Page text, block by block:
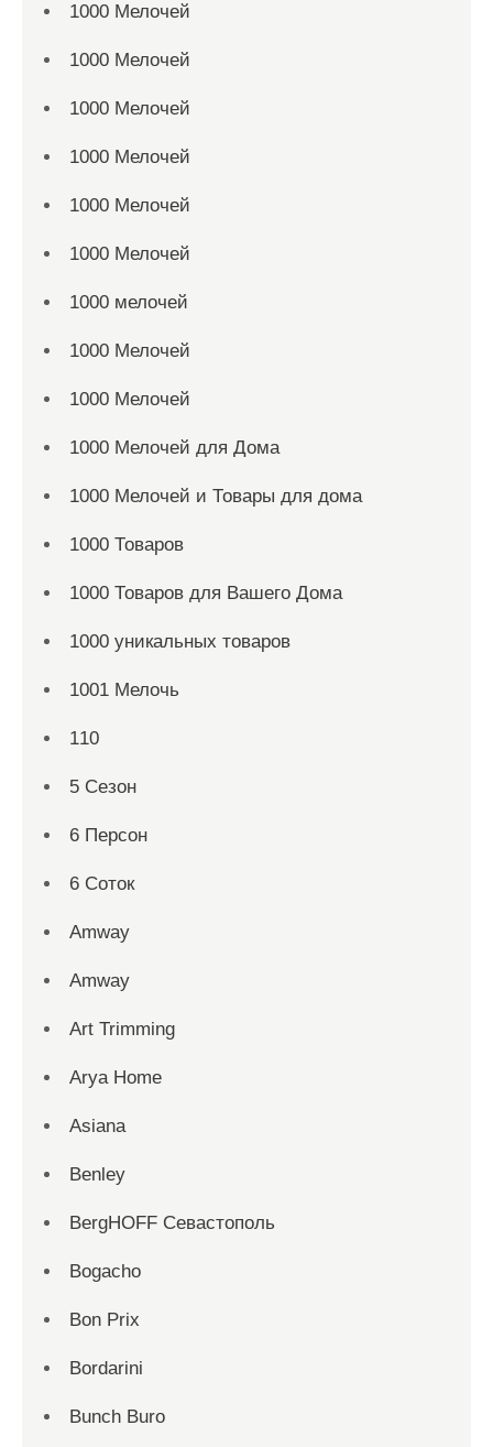
1000 Мелочей
1000 Мелочей
1000 Мелочей
1000 Мелочей
1000 Мелочей
1000 Мелочей
1000 мелочей
1000 Мелочей
1000 Мелочей
1000 Мелочей для Дома
1000 Мелочей и Товары для дома
1000 Товаров
1000 Товаров для Вашего Дома
1000 уникальных товаров
1001 Мелочь
110
5 Сезон
6 Персон
6 Соток
Amway
Amway
Art Trimming
Arya Home
Asiana
Benley
BergHOFF Севастополь
Bogacho
Bon Prix
Bordarini
Bunch Buro